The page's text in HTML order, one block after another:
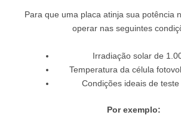
Para que uma placa atinja sua potência
operar nas seguintes
Irradiação solar de
Temperatura da célula
Condições ideais de teste
Por exemplo: